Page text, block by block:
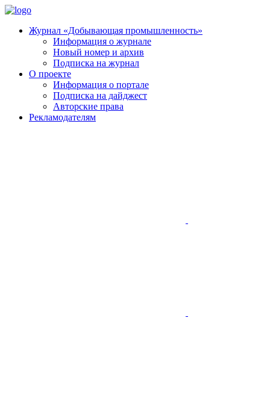
Журнал «Добывающая промышленность»
Информация о журнале
Новый номер и архив
Подписка на журнал
О проекте
Информация о портале
Подписка на дайджест
Авторские права
Рекламодателям